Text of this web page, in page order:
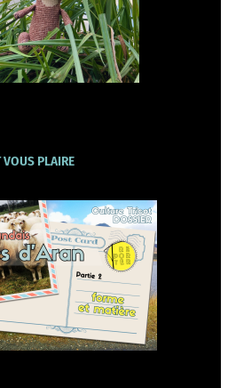
VOUS PLAIRE
et matière des pulls
d’Aran